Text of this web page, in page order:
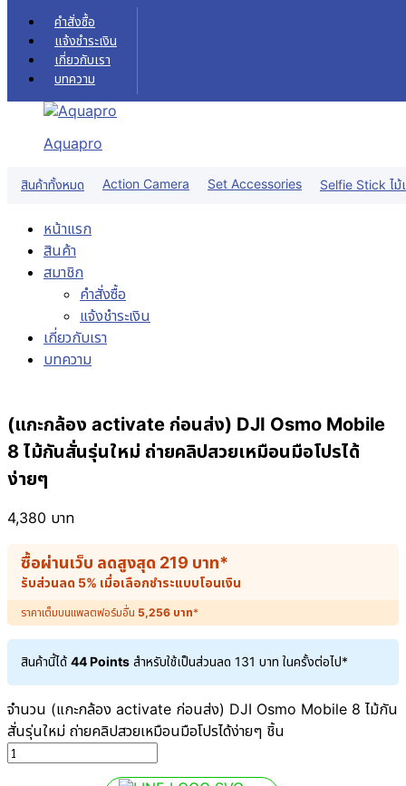
Skip to content
คำสั่งซื้อ
แจ้งชำระเงิน
เกี่ยวกับเรา
บทความ
Aquapro
สินค้าทั้งหมด Action Camera Set Accessories Selfie Stick ไม้
หน้าแรก
สินค้า
สมาชิก
คำสั่งซื้อ
แจ้งชำระเงิน
เกี่ยวกับเรา
บทความ
(แกะกล้อง activate ก่อนส่ง) DJI Osmo Mobile
8 ไม้กันสั่นรุ่นใหม่ ถ่ายคลิปสวยเหมือนมือโปรได้
ง่ายๆ
4,380 บาท
ซื้อผ่านเว็บ ลดสูงสุด 219 บาท*
รับส่วนลด 5% เมื่อเลือกชำระแบบโอนเงิน
ราคาเต็มบนแพลตฟอร์มอื่น 5,256 บาท*
สินค้านี้ได้ 44 Points สำหรับใช้เป็นส่วนลด 131 บาท ในครั้งต่อไป*
จำนวน (แกะกล้อง activate ก่อนส่ง) DJI Osmo Mobile 8 ไม้กัน
สั่นรุ่นใหม่ ถ่ายคลิปสวยเหมือนมือโปรได้ง่ายๆ ชิ้น